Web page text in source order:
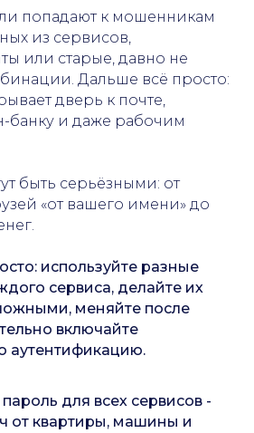
попадают к мошенникам
из сервисов,
или старые, давно не
Дальше всё просто:
дверь к почте,
банку и даже рабочим
быть серьёзными: от
«от вашего имени» до
используйте разные
сервиса, делайте их
меняйте после
включайте
аутентификацию.
для всех сервисов -
от квартиры, машины и